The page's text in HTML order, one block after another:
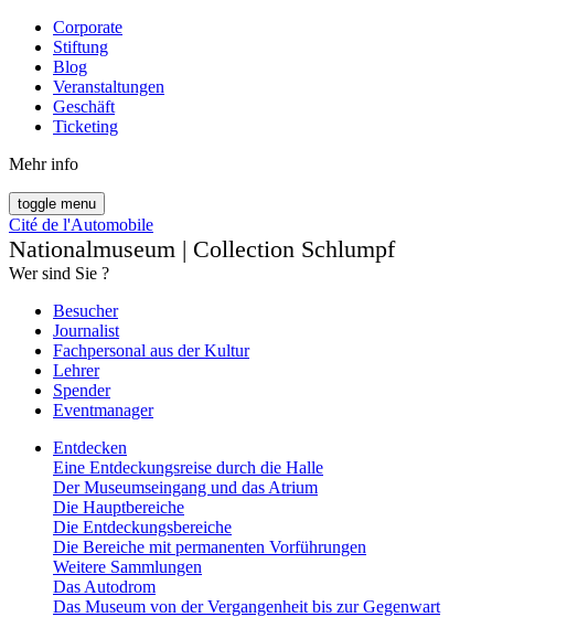
Corporate
Stiftung
Blog
Veranstaltungen
Geschäft
Ticketing
Mehr info
toggle menu
Cité de l'Automobile
Nationalmuseum | Collection Schlumpf
Wer sind Sie ?
Besucher
Journalist
Fachpersonal aus der Kultur
Lehrer
Spender
Eventmanager
Entdecken
Eine Entdeckungsreise durch die Halle
Der Museumseingang und das Atrium
Die Hauptbereiche
Die Entdeckungsbereiche
Die Bereiche mit permanenten Vorführungen
Weitere Sammlungen
Das Autodrom
Das Museum von der Vergangenheit bis zur Gegenwart